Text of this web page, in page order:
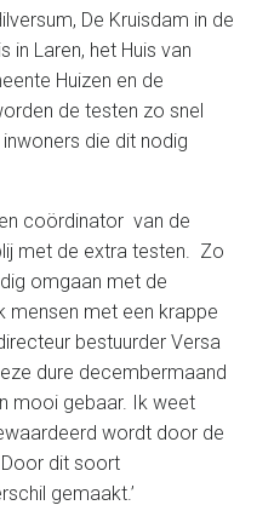
De Kruisdam in de
in Laren, het Huis van
Huizen en de
de testen zo snel
die dit nodig
coördinator van de
met de extra testen. Zo
omgaan met de
mensen met een krappe
bestuurder Versa
dure decembermaand
mooi gebaar. Ik weet
wordt door de
dit soort
gemaakt.’